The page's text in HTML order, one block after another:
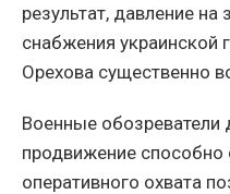
результат, давление
снабжения украинской
Орехова существенно
Военные
продвижение способно
оперативного охвата